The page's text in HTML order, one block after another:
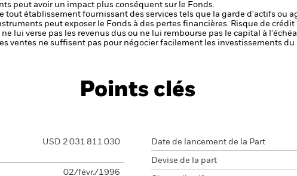
peut avoir un impact plus conséquent sur le Fonds.
tout établissement fournissant des services tels que la garde d'actifs ou
peut exposer le Fonds à des pertes financières. Risque de
lui verse pas les revenus dus ou ne lui rembourse pas le capital à
ventes ne suffisent pas pour négocier facilement les investissements du
Points clés
USD 2 031 811 030
02/févr./1996
Date de lancement de la Part
Devise de la part